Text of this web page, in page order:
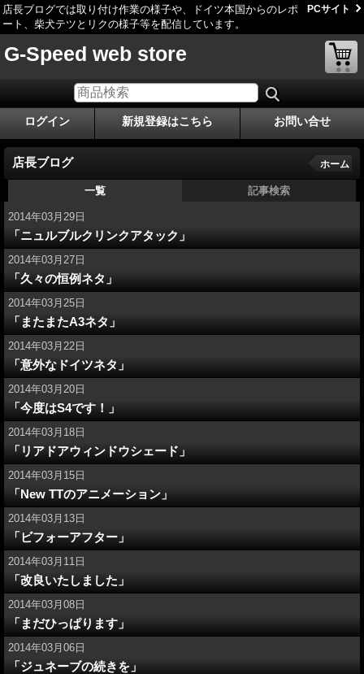
店長ブログでは取り付け作業の様子や、ドイツ本国からのレポ
ート、柴犬テツとリクの様子等を配信しています。
PCサイト
G-Speed web store
ログイン 新規登録はこちら お問い合せ
店長ブログ ホーム
一覧 記事検索
2014年03月29日
「ニュルブルクリンクアタック」
2014年03月27日
「久々の恒例ネタ」
2014年03月25日
「またまたA3ネタ」
2014年03月22日
「意外なドイツネタ」
2014年03月20日
「今度はS4です！」
2014年03月18日
「リアドアウィンドウシェード」
2014年03月15日
「New TTのアニメーション」
2014年03月13日
「ビフォーアフター」
2014年03月11日
「改良いたしました」
2014年03月08日
「まだひっぱります」
2014年03月06日
「ジュネーブの続きを」